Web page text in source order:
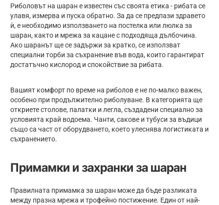
Риболовът на шаран е известен със своята етика - рибата се
улавя, измерва и пуска обратно. За да се предпази здравето
ѝ, е необходимо използването на постелка или люлка за
шаран, както и мрежа за кацане с подходяща дълбочина.
Ако шаранът ще се задържи за кратко, се използват
специални торби за съхранение във вода, които гарантират
достатъчно кислород и спокойствие за рибата.
Вашият комфорт по време на риболов е не по-малко важен,
особено при продължително риболуване. В категорията ще
откриете столове, палатки и легла, създадени специално за
условията край водоема. Чанти, сакове и тубуси за въдици
също са част от оборудването, което улеснява логистиката и
съхранението.
Примамки и захранки за шаран
Правилната примамка за шаран може да бъде разликата
между празна мрежа и трофейно постижение. Един от най-